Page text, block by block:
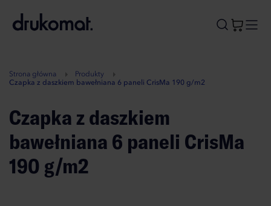
A
Strona główna
Produkty
Czapka z daszkiem bawełniana 6 paneli CrisMa 190 g/m2
Czapka z daszkiem
bawełniana 6 paneli CrisMa
190 g/m2